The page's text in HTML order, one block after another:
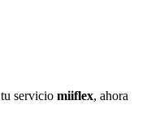
servicio miiflex, ahora